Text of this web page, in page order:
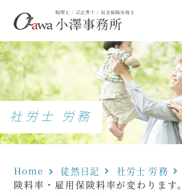
社労士 労務
Home 徒然日記 社労士 労務
険料率・雇用保険料率が変わります。